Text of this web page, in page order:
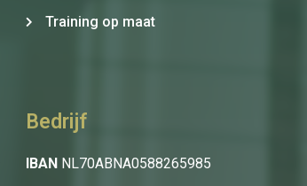
Training op maat
Bedrijf
IBAN NL70ABNA0588265985